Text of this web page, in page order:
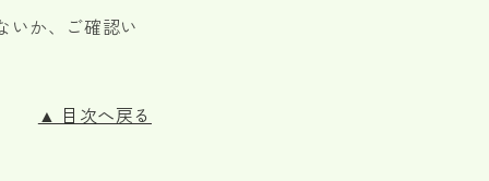
いか、ご確認い
▲ 目次へ戻る